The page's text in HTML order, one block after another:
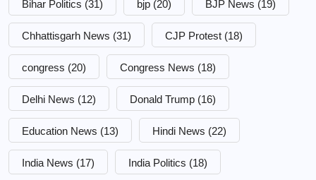
Bihar Politics (31) bjp (20) BJP News (19)
Chhattisgarh News (31) CJP Protest (18)
congress (20) Congress News (18)
Delhi News (12) Donald Trump (16)
Education News (13) Hindi News (22)
India News (17) India Politics (18)